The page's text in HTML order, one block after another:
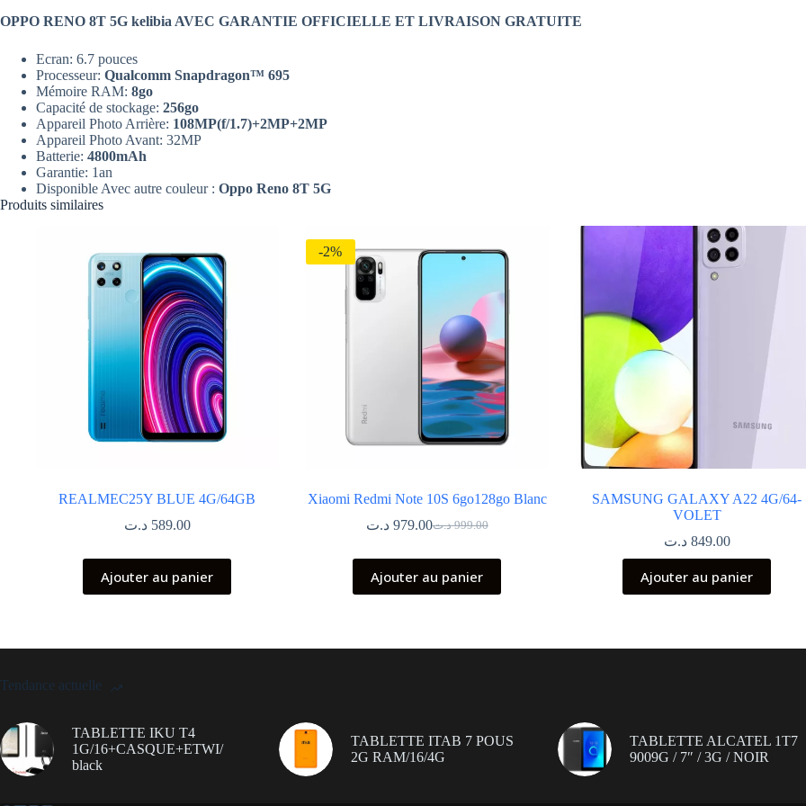
OPPO RENO 8T 5G kelibia AVEC GARANTIE OFFICIELLE ET LIVRAISON GRATUITE
Ecran: 6.7 pouces
Processeur: Qualcomm Snapdragon™ 695
Mémoire RAM: 8go
Capacité de stockage: 256go
Appareil Photo Arrière: 108MP(f/1.7)+2MP+2MP
Appareil Photo Avant: 32MP
Batterie: 4800mAh
Garantie: 1an
Disponible Avec autre couleur : Oppo Reno 8T 5G
Produits similaires
REALMEC25Y BLUE 4G/64GB
589.00 د.ت
Ajouter au panier
-2%
Xiaomi Redmi Note 10S 6go128go Blanc
999.00 د.تLe
initial
était :
999.00 د.ت.
979.00 د.ت
Le
actuel
est :
979.00 د.ت.
Ajouter au panier
SAMSUNG GALAXY A22 4G/64-
VOLET
849.00 د.ت
Ajouter au panier
Tendance actuelle
TABLETTE IKU T4
1G/16+CASQUE+ETWI/
black
TABLETTE ITAB 7 POUS
2G RAM/16/4G
TABLETTE ALCATEL 1T7
9009G / 7″ / 3G / NOIR